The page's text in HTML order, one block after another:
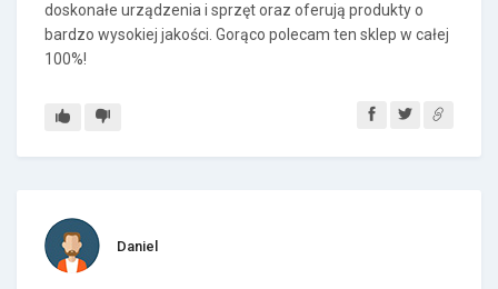
doskonałe urządzenia i sprzęt oraz oferują produkty o
bardzo wysokiej jakości. Gorąco polecam ten sklep w całej
100%!
Daniel